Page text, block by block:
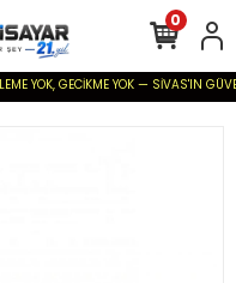
YOK, GECİKME YOK — SİVAS'IN
0